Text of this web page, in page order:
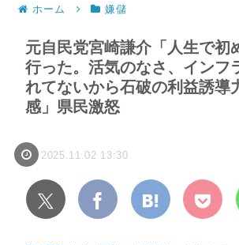
ホーム 嫌儲
元自民党宮崎謙介「人生で初
行った。活気のなさ、インフ
れてないから石破の利益誘導
感」県民激怒
2025.11.02 13:30